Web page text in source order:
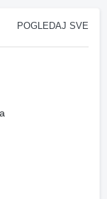
POGLEDAJ SVE